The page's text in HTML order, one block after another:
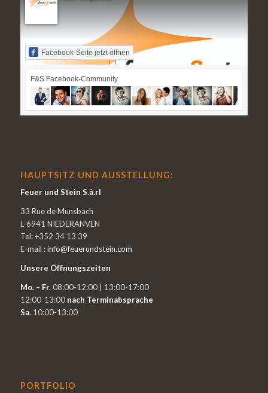
Facebook-Seite jetzt öffnen
F&S Facebook-Community
HAUPTSITZ UND AUSSTELLUNG:
Feuer und Stein S.à.rl
33 Rue de Munsbach
L-6941 NIEDERANVEN
Tel: +352 34 13 39
E-mail :info@feuerundstein.com
Unsere Öffnungszeiten
Mo. – Fr.08:00-12:00 | 13:00-17:00
12:00-13:00 nach Terminabsprache
Sa. 10:00-13:00
PORTFOLIO